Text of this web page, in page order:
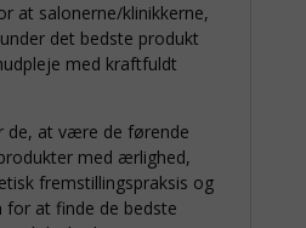
at salonerne/klinikkerne,
det bedste produkt
med kraftfuldt
de, at være de førende
med ærlighed,
fremstillingspraksis og
for at finde de bedste